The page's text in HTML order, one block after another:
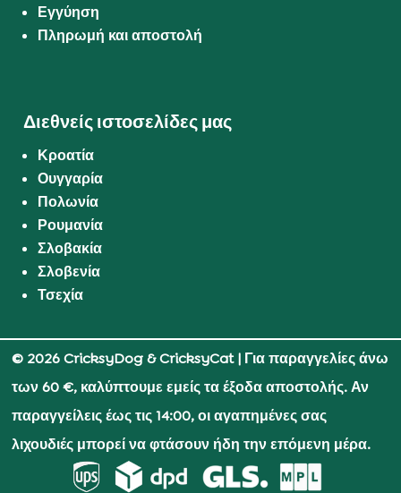
Εγγύηση
Πληρωμή και αποστολή
Διεθνείς ιστοσελίδες μας
Κροατία
Ουγγαρία
Πολωνία
Ρουμανία
Σλοβακία
Σλοβενία
Τσεχία
© 2026 CricksyDog & CricksyCat| Για παραγγελίες άνω
των 60 €, καλύπτουμε εμείς τα έξοδα αποστολής. Αν
παραγγείλεις έως τις 14:00, οι αγαπημένες σας
λιχουδιές μπορεί να φτάσουν ήδη την επόμενη μέρα.